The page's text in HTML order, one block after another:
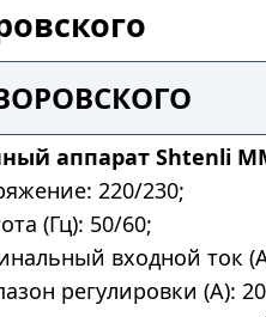
аппарат Shtenli
220/230;
(Гц): 50/60;
входной ток
регулировки (А):